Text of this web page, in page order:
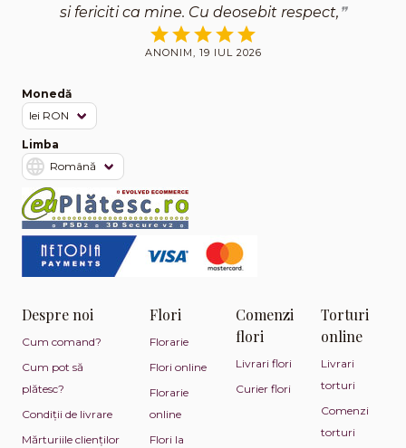
si fericiti ca mine. Cu deosebit respect,
ANONIM, 19 IUL 2026
Monedă
Limba
Despre noi
Cum comand?
Cum pot să
plătesc?
Condiții de livrare
Mărturiile clienților
Flori
Florarie
Flori online
Florarie
online
Flori la
Comenzi
flori
Livrari flori
Curier flori
Torturi
online
Livrari
torturi
Comenzi
torturi